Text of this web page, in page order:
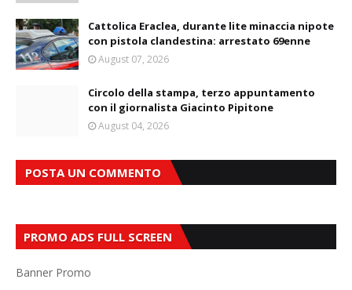
Cattolica Eraclea, durante lite minaccia nipote
con pistola clandestina: arrestato 69enne
August 07, 2026
Circolo della stampa, terzo appuntamento
con il giornalista Giacinto Pipitone
August 04, 2026
POSTA UN COMMENTO
PROMO ADS FULL SCREEN
Banner Promo